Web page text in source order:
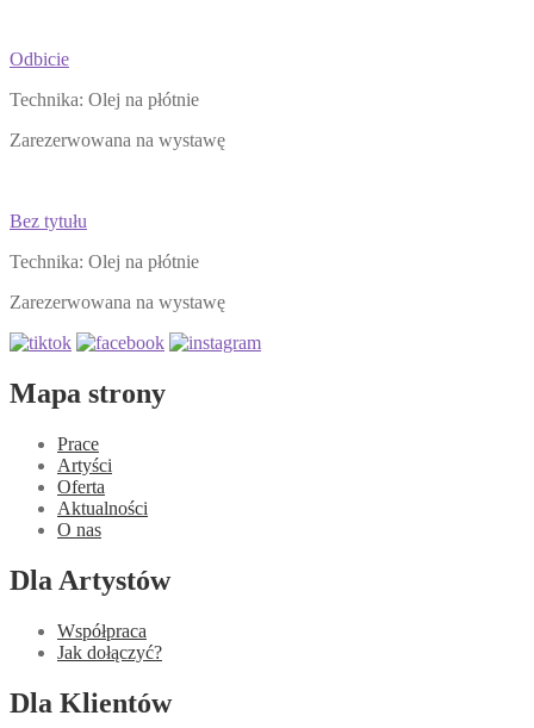
Odbicie
Technika: Olej na płótnie
Zarezerwowana na wystawę
Bez tytułu
Technika: Olej na płótnie
Zarezerwowana na wystawę
Mapa strony
Prace
Artyści
Oferta
Aktualności
O nas
Dla Artystów
Współpraca
Jak dołączyć?
Dla Klientów